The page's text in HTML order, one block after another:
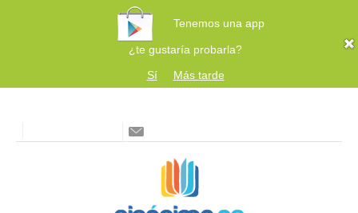
Tenemos una app
¿te gustaría probarla?
Sí
Más tarde